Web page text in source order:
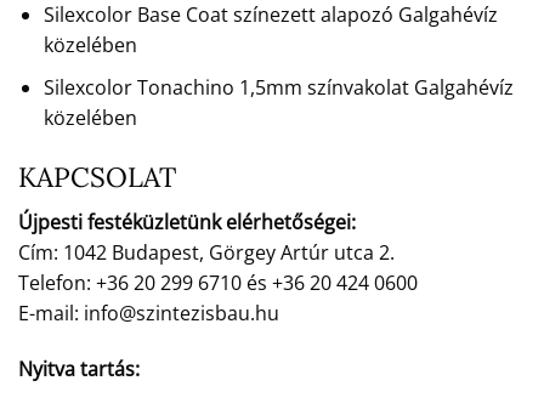
Silexcolor Base Coat színezett alapozó Galgahévíz
közelében
Silexcolor Tonachino 1,5mm színvakolat Galgahévíz
közelében
KAPCSOLAT
Újpesti festéküzletünk elérhetőségei:
Cím: 1042 Budapest, Görgey Artúr utca 2.
Telefon: +36 20 299 6710 és +36 20 424 0600
E-mail: info@szintezisbau.hu
Nyitva tartás: